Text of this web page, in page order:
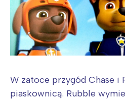
W zatoce przygód Chase i
piaskownicą. Rubble